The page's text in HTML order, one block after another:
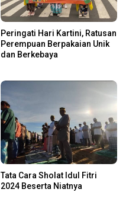
Peringati Hari Kartini, Ratusan
Perempuan Berpakaian Unik
dan Berkebaya
Tata Cara Sholat Idul Fitri
2024 Beserta Niatnya